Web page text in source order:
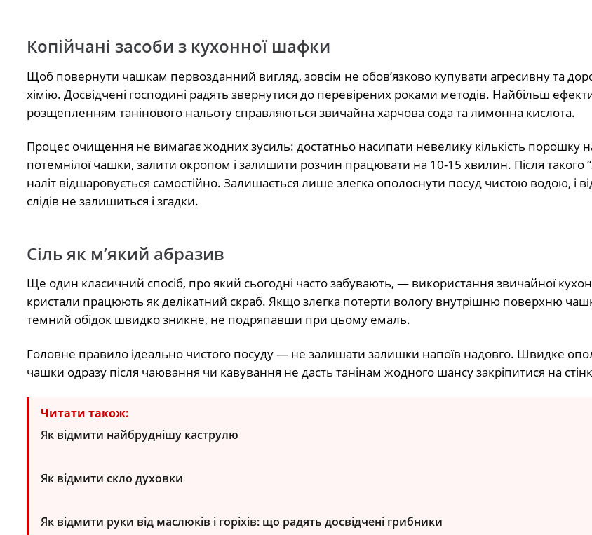
Копійчані засоби з кухонної шафки
Щоб повернути чашкам первозданний вигляд, зовсім не обов’язково купувати агресивну та
хімію. Досвідчені господині радять звернутися до перевірених роками методів. Найбільш
розщепленням танінового нальоту справляються звичайна харчова сода та лимонна кислота.
Процес очищення не вимагає жодних зусиль: достатньо насипати невелику кількість порошку
потемнілої чашки, залити окропом і залишити розчин працювати на 10-15 хвилин. Після такого
наліт відшаровується самостійно. Залишається лише злегка ополоснути посуд чистою водою, і
слідів не залишиться і згадки.
Сіль як м’який абразив
Ще один класичний спосіб, про який сьогодні часто забувають, — використання звичайної
кристали працюють як делікатний скраб. Якщо злегка потерти вологу внутрішню поверхню
темний обідок швидко зникне, не подряпавши при цьому емаль.
Головне правило ідеально чистого посуду — не залишати залишки напоїв надовго. Швидке
чашки одразу після чаювання чи кавування не дасть танінам жодного шансу закріпитися на
Читати також:
Як відмити найбруднішу каструлю
Як відмити скло духовки
Як відмити руки від маслюків і горіхів: що радять досвідчені грибники